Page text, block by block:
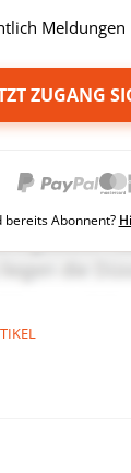
Meldungen
ZUGANG
bereits Abonnent?